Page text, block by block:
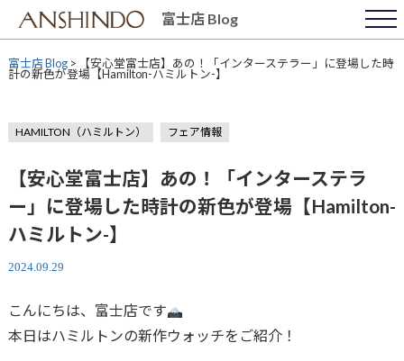
content
富士店 Blog
富士店 Blog> 【安心堂富士店】あの！「インターステラー」に登場した時
計の新色が登場【Hamilton-ハミルトン-】
HAMILTON（ハミルトン） フェア情報
【安心堂富士店】あの！「インターステラ
ー」に登場した時計の新色が登場【Hamilton-
ハミルトン-】
2024.09.29
こんにちは、富士店です
本日はハミルトンの新作ウォッチをご紹介！